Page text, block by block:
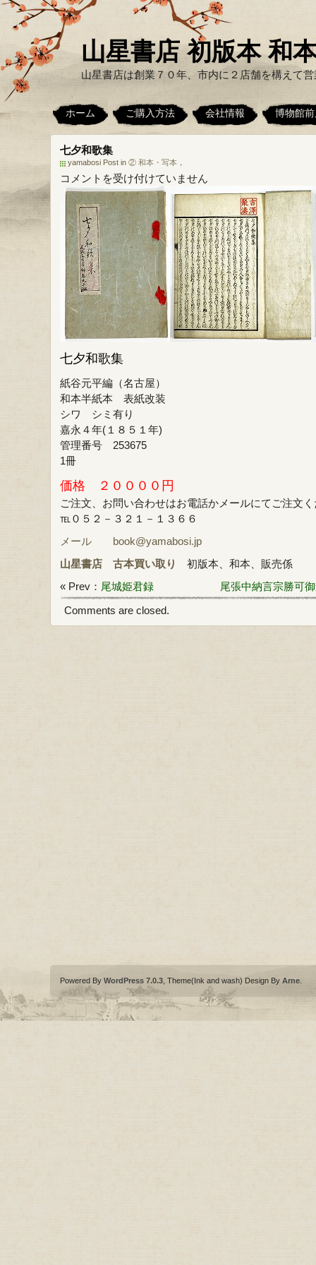
山星書店 初版本 和
山星書店は創業７０年、市内に２店舗を構えて
ホーム ご購入方法 会社情報 博物館
七夕和歌集
yamabosi Post in ② 和本・写本 ，
七
夕
和
歌
集
は
コメントを受け付けていません
七夕和歌集
紙谷元平編（名古屋）
和本半紙本 表紙改装
シワ シミ有り
嘉永４年(１８５１年)
管理番号 253675
1冊
価格 ２００００円
ご注文、お問い合わせはお電話かメールにてご注文
℡０５２－３２１－１３６６
メール book@yamabosi.jp
山星書店
古本買い取り
初版本、和本、販売係
« Prev： 尾城姫君録
尾張中納言宗勝可
Comments are closed.
Powered By WordPress 7.0.3 , Theme(Ink and wash) Design By Arne